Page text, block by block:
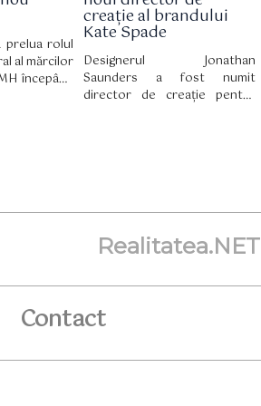
prelua rolul
al mărcilor
începând
creație al brandului
Kate Spade
Designerul Jonathan
Saunders a fost numit
director de creație pentru
Realitatea.NET
Contact